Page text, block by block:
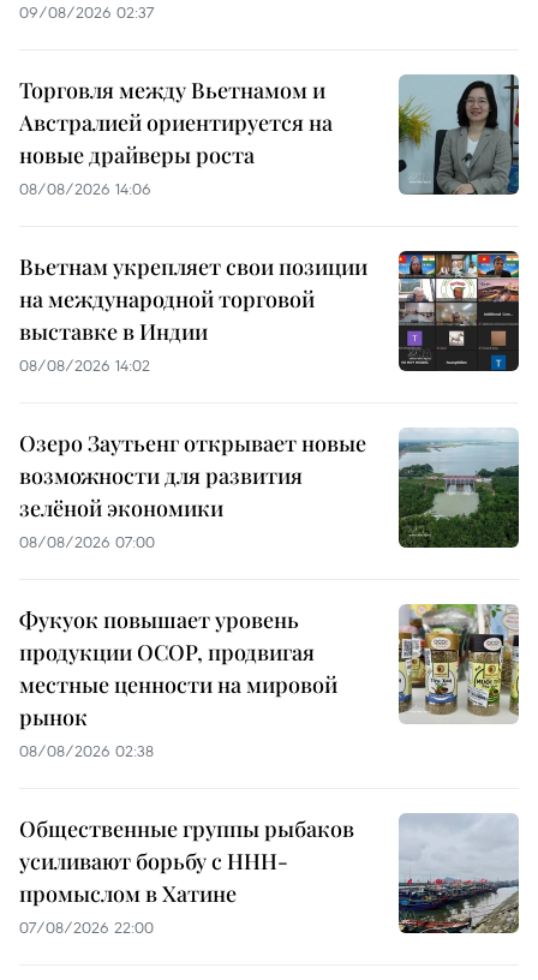
09/08/2026 02:37
Торговля между Вьетнамом и
Австралией ориентируется на
новые драйверы роста
08/08/2026 14:06
Вьетнам укрепляет свои позиции
на международной торговой
выставке в Индии
08/08/2026 14:02
Озеро Заутьенг открывает новые
возможности для развития
зелёной экономики
08/08/2026 07:00
Фукуок повышает уровень
продукции OCOP, продвигая
местные ценности на мировой
рынок
08/08/2026 02:38
Общественные группы рыбаков
усиливают борьбу с ННН-
промыслом в Хатине
07/08/2026 22:00